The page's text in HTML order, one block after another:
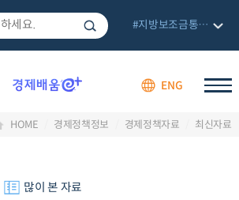
ENG
#지방보조금통합관리망
HOME 경제정책정보 경제정책자료 최신자료
많이 본 자료